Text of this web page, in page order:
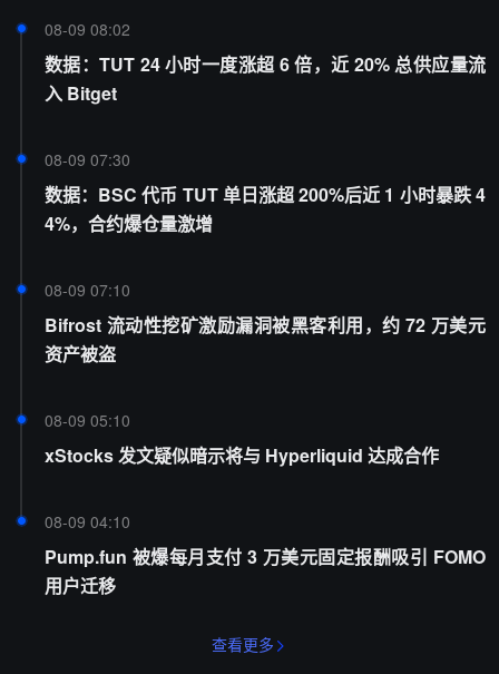
08-09 08:02
数据：TUT 24 小时一度涨超 6 倍，近 20% 总供应量流
入 Bitget
08-09 07:30
数据：BSC 代币 TUT 单日涨超 200%后近 1 小时暴跌 4
4%，合约爆仓量激增
08-09 07:10
Bifrost 流动性挖矿激励漏洞被黑客利用，约 72 万美元
资产被盗
08-09 05:10
xStocks 发文疑似暗示将与 Hyperliquid 达成合作
08-09 04:10
Pump.fun 被爆每月支付 3 万美元固定报酬吸引 FOMO
用户迁移
查看更多